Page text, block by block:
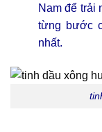
Nam để trải
từng bước
nhất.